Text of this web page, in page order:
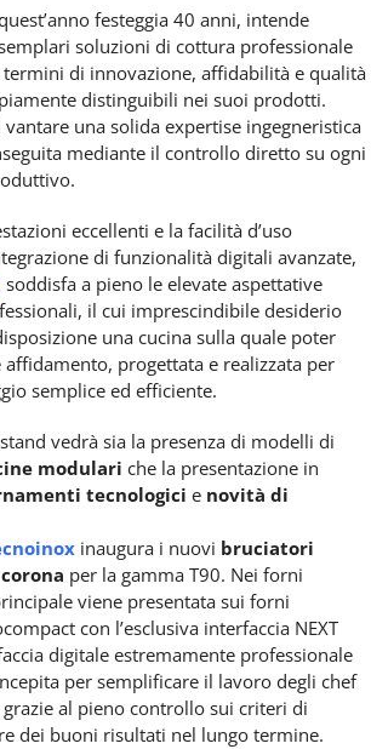
festeggia 40 anni, intende
soluzioni di cottura professionale
di innovazione, affidabilità e qualità
distinguibili nei suoi prodotti.
vantare una solida expertise ingegneristica
mediante il controllo diretto su ogni
eccellenti e la facilità d’uso
di funzionalità digitali avanzate,
soddisfa a pieno le elevate aspettative
il cui imprescindibile desiderio
una cucina sulla quale poter
progettata e realizzata per
semplice ed efficiente.
vedrà sia la presenza di modelli di
modulari che la presentazione in
tecnologici e novità di
inaugura i nuovi bruciatori
per la gamma T90. Nei forni
viene presentata sui forni
con l’esclusiva interfaccia NEXT
digitale estremamente professionale
per semplificare il lavoro degli chef
al pieno controllo sui criteri di
dei buoni risultati nel lungo termine.